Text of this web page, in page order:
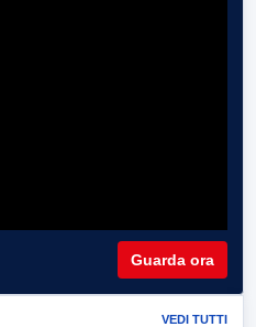
Guarda ora
VEDI TUTTI